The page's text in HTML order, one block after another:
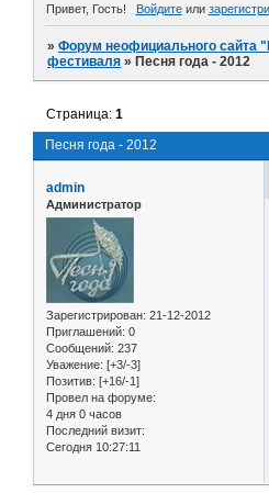
Привет, Гость! Войдитеили
»Форум неофициального сайта
фестиваля » Песня года - 2012
Песня года - 2012
Страница:1
admin
Администратор
Зарегистрирован: 21-12-2012
Приглашений: 0
Сообщений: 237
Уважение: [+3/-3]
Позитив: [+16/-1]
Провел на форуме:
4 дня 0 часов
Последний визит:
Сегодня 10:27:11